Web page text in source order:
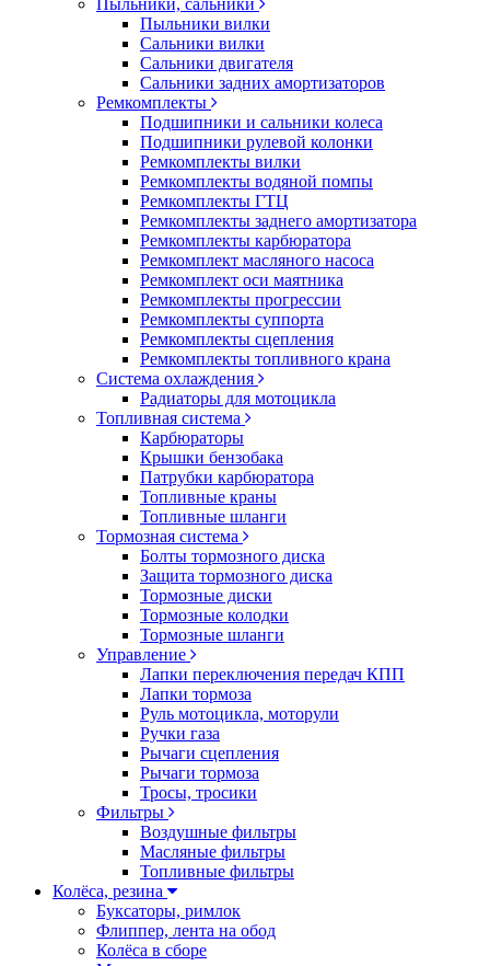
Пыльники, сальники
Пыльники вилки
Сальники вилки
Сальники двигателя
Сальники задних амортизаторов
Ремкомплекты
Подшипники и сальники колеса
Подшипники рулевой колонки
Ремкомплекты вилки
Ремкомплекты водяной помпы
Ремкомплекты ГТЦ
Ремкомплекты заднего амортизатора
Ремкомплекты карбюратора
Ремкомплект масляного насоса
Ремкомплект оси маятника
Ремкомплекты прогрессии
Ремкомплекты суппорта
Ремкомплекты сцепления
Ремкомплекты топливного крана
Система охлаждения
Радиаторы для мотоцикла
Топливная система
Карбюраторы
Крышки бензобака
Патрубки карбюратора
Топливные краны
Топливные шланги
Тормозная система
Болты тормозного диска
Защита тормозного диска
Тормозные диски
Тормозные колодки
Тормозные шланги
Управление
Лапки переключения передач КПП
Лапки тормоза
Руль мотоцикла, моторули
Ручки газа
Рычаги сцепления
Рычаги тормоза
Тросы, тросики
Фильтры
Воздушные фильтры
Масляные фильтры
Топливные фильтры
Колёса, резина
Буксаторы, римлок
Флиппер, лента на обод
Колёса в сборе